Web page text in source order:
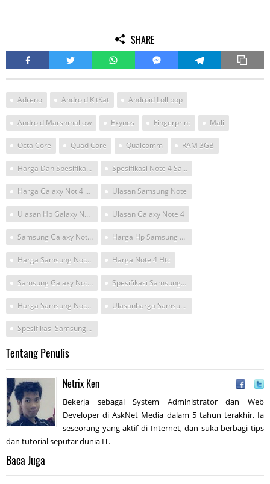
SHARE
Adreno Android KitKat Android Lollipop
Android Marshmallow Exynos Fingerprint Mali
Octa Core Quad Core Qualcomm RAM 3GB
Harga Dan Spesifikasi Samsung Note 4 Spesifikasi Note 4 Samsung Dan Harga
Harga Galaxy Not 4 Tipe 6 0 1 Ulasan Samsung Note
Ulasan Hp Galaxy Note 4 Ulasan Galaxy Note 4
Samsung Galaxy Note 4 Terlengkap Harga Hp Samsung Note 4 Baru Muncul
Harga Samsung Note 4 Vs Htc 68 Harga Note 4 Htc
Samsung Galaxy Note 4 Spesifikasi Spesifikasi Samsung Not 4
Harga Samsung Note 4 Dan Spesifikasi Ulasanharga Samsung
Spesifikasi Samsung Note 4 3g
Tentang Penulis
Netrix Ken
Bekerja sebagai System Administrator dan Web
Developer di AskNet Media dalam 5 tahun terakhir. Ia
seseorang yang aktif di Internet, dan suka berbagi tips
dan tutorial seputar dunia IT.
Baca Juga